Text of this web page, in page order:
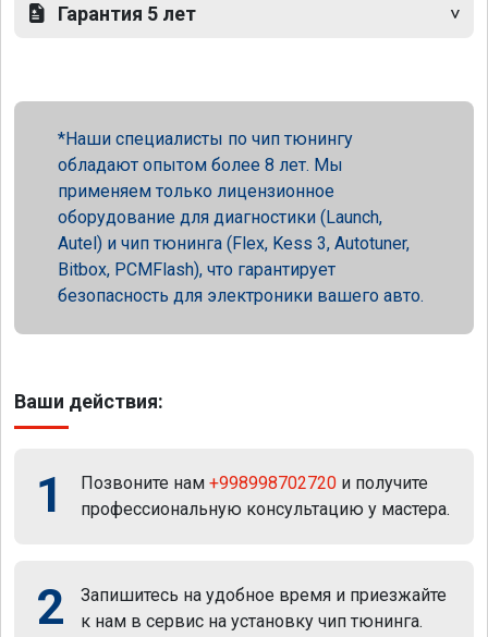
Гарантия 5 лет
Наши специалисты по чип тюнингу
обладают опытом более 8 лет. Мы
применяем только лицензионное
оборудование для диагностики (Launch,
Autel) и чип тюнинга (Flex, Kess 3, Autotuner,
Bitbox, PCMFlash), что гарантирует
безопасность для электроники вашего авто.
Ваши действия:
1 Позвоните нам +998998702720 и получите
профессиональную консультацию у мастера.
2
Запишитесь на удобное время и приезжайте
к нам в сервис на установку чип тюнинга.